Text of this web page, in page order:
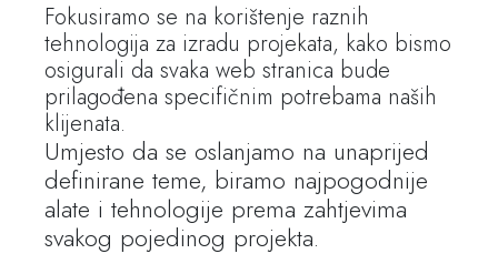
Fokusiramo se na korištenje raznih
tehnologija za izradu projekata, kako bismo
osigurali da svaka web stranica bude
prilagođena specifičnim potrebama naših
klijenata.
Umjesto da se oslanjamo na unaprijed
definirane teme, biramo najpogodnije
alate i tehnologije prema zahtjevima
svakog pojedinog projekta.